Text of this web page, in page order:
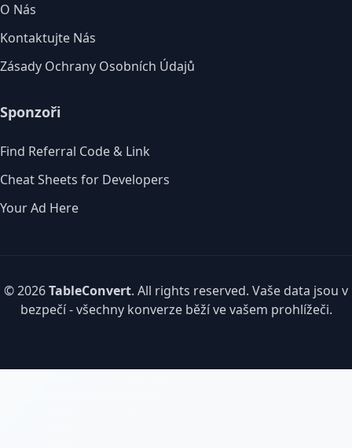
O Nás
Kontaktujte Nás
Zásady Ochrany Osobních Údajů
Sponzoři
Find Referral Code & Link
Cheat Sheets for Developers
Your Ad Here
© 2026TableConvert. All rights reserved. Vaše data jsou v
bezpečí - všechny konverze běží ve vašem prohlížeči.